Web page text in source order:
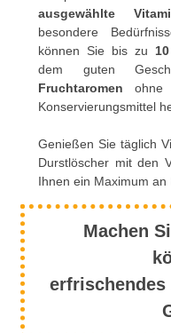
ausgewählte
besondere
können Sie bis zu
dem guten
Fruchtaromen ohne
Konservierungsmittel
Genießen Sie täglich
Durstlöscher mit den
Ihnen ein Maximum an
Machen